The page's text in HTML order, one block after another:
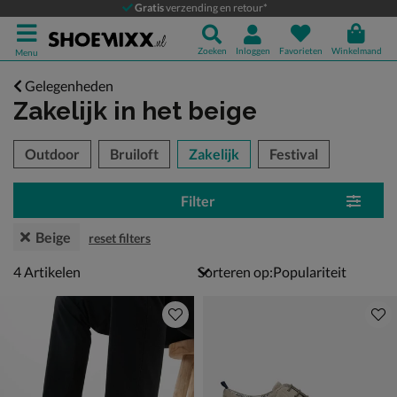
Gratisverzending en retour*
Menu Zoeken Inloggen Favorieten Winkelmand
Gelegenheden
Zakelijk in het beige
over
Outdoor Bruiloft Zakelijk Festival
Filter
Beige reset filters
4 artikelen
4Artikelen Sorteren op: